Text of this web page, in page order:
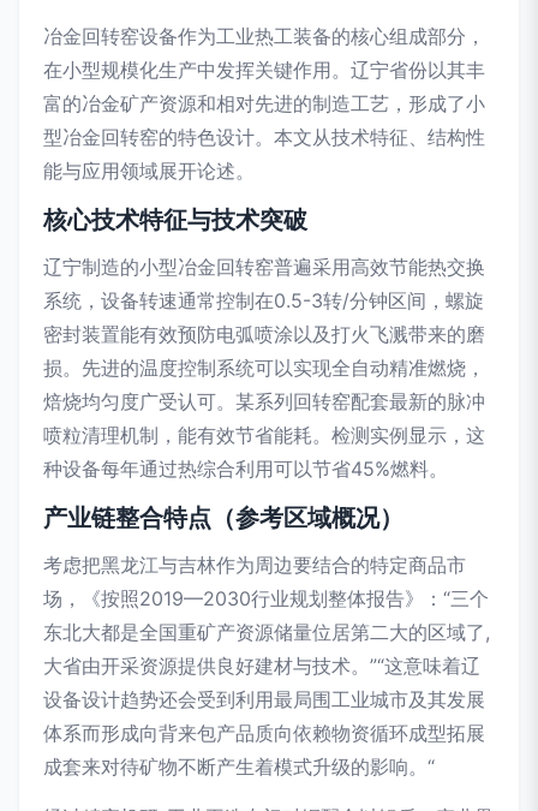
冶金回转窑设备作为工业热工装备的核心组成部分，
在小型规模化生产中发挥关键作用。辽宁省份以其丰
富的冶金矿产资源和相对先进的制造工艺，形成了小
型冶金回转窑的特色设计。本文从技术特征、结构性
能与应用领域展开论述。
核心技术特征与技术突破
辽宁制造的小型冶金回转窑普遍采用高效节能热交换
系统，设备转速通常控制在0.5-3转/分钟区间，螺旋
密封装置能有效预防电弧喷涂以及打火飞溅带来的磨
损。先进的温度控制系统可以实现全自动精准燃烧，
焙烧均匀度广受认可。某系列回转窑配套最新的脉冲
喷粒清理机制，能有效节省能耗。检测实例显示，这
种设备每年通过热综合利用可以节省45%燃料。
产业链整合特点（参考区域概况）
考虑把黑龙江与吉林作为周边要结合的特定商品市
场，《按照2019—2030行业规划整体报告》：“三个
东北大都是全国重矿产资源储量位居第二大的区域了,
大省由开采资源提供良好建材与技术。”“这意味着辽
设备设计趋势还会受到利用最局围工业城市及其发展
体系而形成向背来包产品质向依赖物资循环成型拓展
成套来对待矿物不断产生着模式升级的影响。“